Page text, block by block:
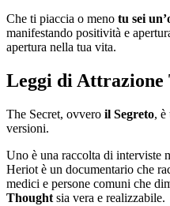
Che ti piaccia o meno tu sei
manifestando positività e
apertura nella tua vita.
Leggi di Attrazione
The Secret, ovvero il Segreto, è
versioni.
Uno è una raccolta di interviste
Heriot è un documentario che
medici e persone comuni che
Thought sia vera e realizzabile.